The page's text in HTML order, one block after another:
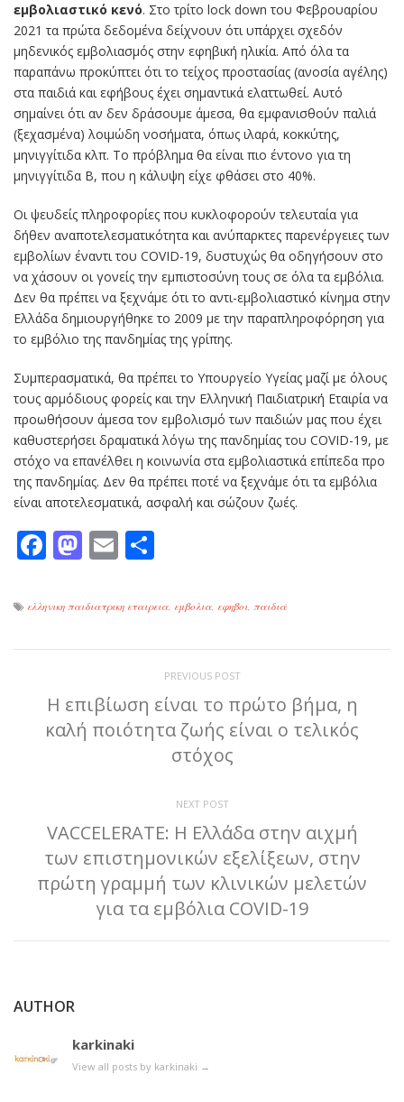
εμβολιαστικό κενό. Στο τρίτο lock down του Φεβρουαρίου
2021 τα πρώτα δεδομένα δείχνουν ότι υπάρχει σχεδόν
μηδενικός εμβολιασμός στην εφηβική ηλικία. Από όλα τα
παραπάνω προκύπτει ότι το τείχος προστασίας (ανοσία αγέλης)
στα παιδιά και εφήβους έχει σημαντικά ελαττωθεί. Αυτό
σημαίνει ότι αν δεν δράσουμε άμεσα, θα εμφανισθούν παλιά
(ξεχασμένα) λοιμώδη νοσήματα, όπως ιλαρά, κοκκύτης,
μηνιγγίτιδα κλπ. Το πρόβλημα θα είναι πιο έντονο για τη
μηνιγγίτιδα Β, που η κάλυψη είχε φθάσει στο 40%.
Οι ψευδείς πληροφορίες που κυκλοφορούν τελευταία για
δήθεν αναποτελεσματικότητα και ανύπαρκτες παρενέργειες των
εμβολίων έναντι του COVID-19, δυστυχώς θα οδηγήσουν στο
να χάσουν οι γονείς την εμπιστοσύνη τους σε όλα τα εμβόλια.
Δεν θα πρέπει να ξεχνάμε ότι το αντι-εμβολιαστικό κίνημα στην
Ελλάδα δημιουργήθηκε το 2009 με την παραπληροφόρηση για
το εμβόλιο της πανδημίας της γρίπης.
Συμπερασματικά, θα πρέπει το Υπουργείο Υγείας μαζί με όλους
τους αρμόδιους φορείς και την Ελληνική Παιδιατρική Εταιρία να
προωθήσουν άμεσα τον εμβολισμό των παιδιών μας που έχει
καθυστερήσει δραματικά λόγω της πανδημίας του COVID-19, με
στόχο να επανέλθει η κοινωνία στα εμβολιαστικά επίπεδα προ
της πανδημίας. Δεν θα πρέπει ποτέ να ξεχνάμε ότι τα εμβόλια
είναι αποτελεσματικά, ασφαλή και σώζουν ζωές.
Facebook
Mastodon
Email
ελληνικη παιδιατρικη εταιρεια, εμβολια, εφηβοι, παιδιά
PREVIOUS POST
Η επιβίωση είναι το πρώτο βήμα, η
καλή ποιότητα ζωής είναι ο τελικός
στόχος
NEXT POST
VACCELERATE: Η Ελλάδα στην αιχμή
των επιστημονικών εξελίξεων, στην
πρώτη γραμμή των κλινικών μελετών
για τα εμβόλια COVID-19
AUTHOR
karkinaki
View all posts by karkinaki →